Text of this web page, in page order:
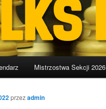
Mistrzostwa Sekcji 2026
przezadmin